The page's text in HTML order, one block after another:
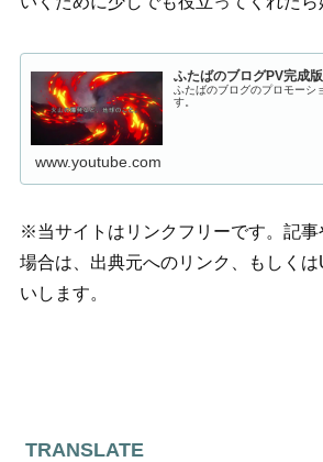
ふたばのブログPV完成版
ふたばのブログのプロモーシ
す。
www.youtube.com
※当サイトはリンクフリーです。記事
場合は、出典元へのリンク、もしく
いします。
TRANSLATE